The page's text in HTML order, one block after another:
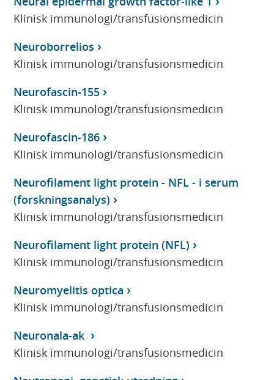
Klinisk immunologi/transfusionsmedicin
Neuroborrelios
Klinisk immunologi/transfusionsmedicin
Neurofascin-155
Klinisk immunologi/transfusionsmedicin
Neurofascin-186
Klinisk immunologi/transfusionsmedicin
Neurofilament light protein - NFL - i serum
(forskningsanalys)
Klinisk immunologi/transfusionsmedicin
Neurofilament light protein (NFL)
Klinisk immunologi/transfusionsmedicin
Neuromyelitis optica
Klinisk immunologi/transfusionsmedicin
Neuronala-ak
Klinisk immunologi/transfusionsmedicin